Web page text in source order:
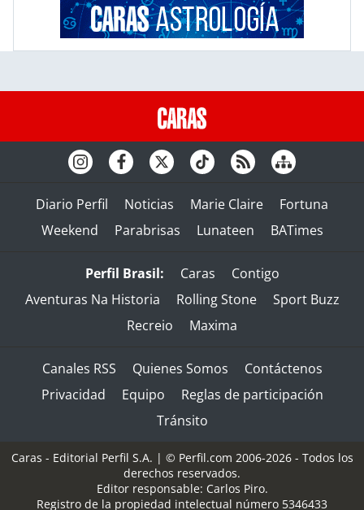
Diario Perfil Noticias Marie Claire
Fortuna
Weekend
Parabrisas Lunateen BATimes
Perfil Brasil: Caras
Contigo
Aventuras Na Historia
Rolling Stone
Sport Buzz
Recreio
Maxima
Canales RSS Quienes Somos
Contáctenos
Privacidad
Equipo
Reglas de participación
Tránsito
Caras - Editorial Perfil S.A. | © Perfil.com 2006-2026 - Todos los
derechos reservados.
Editor responsable: Carlos Piro.
Registro de la propiedad intelectual número 5346433